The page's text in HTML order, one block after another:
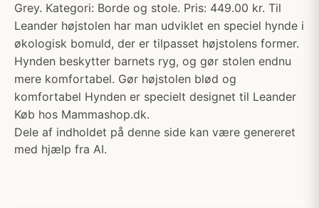
Grey. Kategori: Borde og stole. Pris: 449.00 kr. Til
Leander højstolen har man udviklet en speciel hynde i
økologisk bomuld, der er tilpasset højstolens former.
Hynden beskytter barnets ryg, og gør stolen endnu
mere komfortabel. Gør højstolen blød og
komfortabel Hynden er specielt designet til Leander
Køb hos Mammashop.dk.
Dele af indholdet på denne side kan være genereret
med hjælp fra AI.